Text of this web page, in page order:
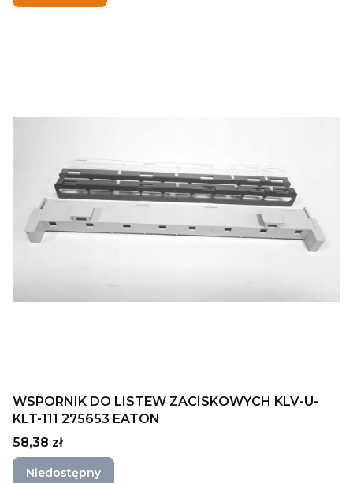
WSPORNIK DO LISTEW ZACISKOWYCH KLV-U-
KLT-111 275653 EATON
Cena
58,38 zł
Niedostępny